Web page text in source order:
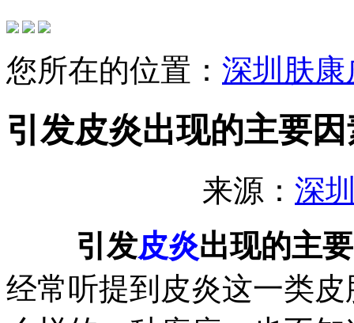
您所在的位置： 深圳肤
引发皮炎出现的主要
来源： 深
引发皮炎出现的主
经常听提到皮炎这一类